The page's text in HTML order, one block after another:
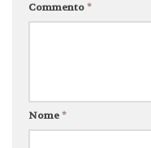
Commento*
Nome*